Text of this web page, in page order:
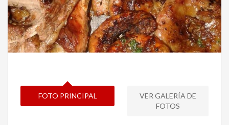
FOTO PRINCIPAL
VER GALERÍA DE
FOTOS